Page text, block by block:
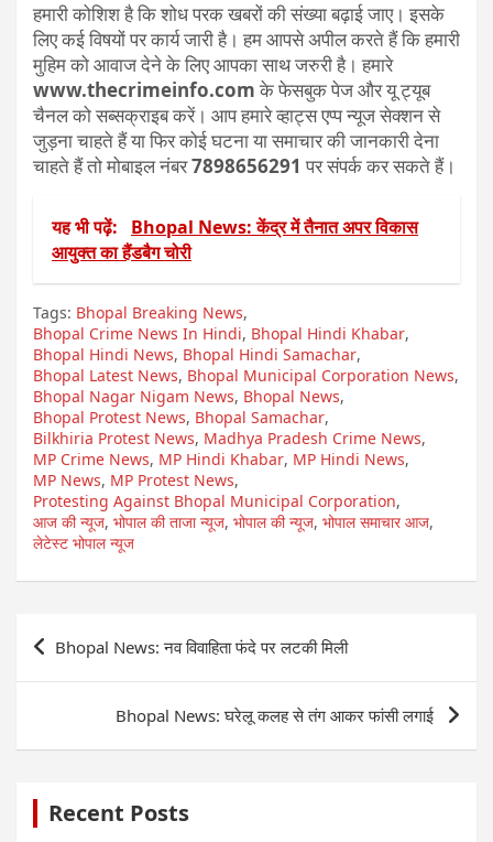
हमारी कोशिश है कि शोध परक खबरों की संख्या बढ़ाई जाए। इसके
लिए कई विषयों पर कार्य जारी है। हम आपसे अपील करते हैं कि हमारी
मुहिम को आवाज देने के लिए आपका साथ जरुरी है। हमारे
www.thecrimeinfo.comके फेसबुक पेज और यू ट्यूब
चैनल को सब्सक्राइब करें। आप हमारे व्हाट्स एप्प न्यूज सेक्शन से
जुड़ना चाहते हैं या फिर कोई घटना या समाचार की जानकारी देना
चाहते हैं तो मोबाइल नंबर7898656291 पर संपर्क कर सकते हैं।
यह भी पढ़ें:
Bhopal News: केंद्र में तैनात अपर विकास
आयुक्त का हैंडबैग चोरी
Tags: Bhopal Breaking News,
Bhopal Crime News In Hindi, Bhopal Hindi Khabar,
Bhopal Hindi News, Bhopal Hindi Samachar,
Bhopal Latest News, Bhopal Municipal Corporation News,
Bhopal Nagar Nigam News, Bhopal News,
Bhopal Protest News, Bhopal Samachar,
Bilkhiria Protest News, Madhya Pradesh Crime News,
MP Crime News, MP Hindi Khabar, MP Hindi News,
MP News, MP Protest News,
Protesting Against Bhopal Municipal Corporation,
आज की न्यूज, भोपाल की ताजा न्यूज, भोपाल की न्यूज, भोपाल समाचार आज,
लेटेस्ट भोपाल न्यूज
Post
navigation
Bhopal News: नव विवाहिता फंदे पर लटकी मिली
Bhopal News: घरेलू कलह से तंग आकर फांसी लगाई
Recent Posts